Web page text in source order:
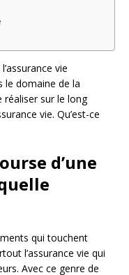
vie
le domaine de la
réaliser sur le long
vie. Qu’est-ce
d’une
qui touchent
l’assurance vie qui
Avec ce genre de